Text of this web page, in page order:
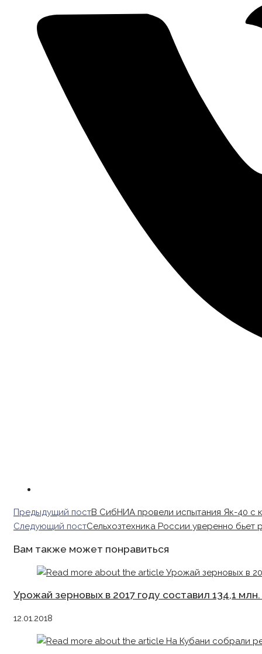
Read
more
Предыдущий постВ СибНИА провели испытания Як-40 с
Следующий постСельхозтехника России уверенно бьет
Вам также может понравиться
Урожай зерновых в 2017 году составил 134,1
12.01.2018